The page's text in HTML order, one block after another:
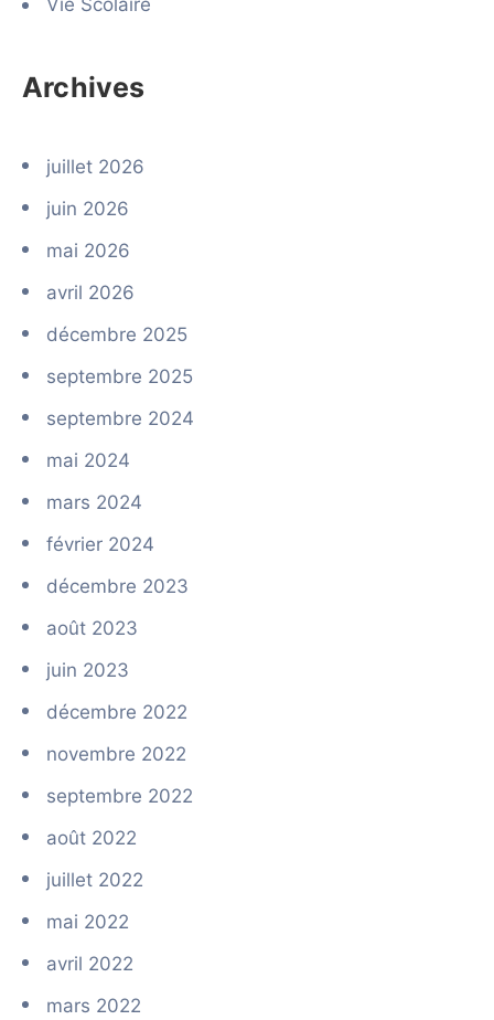
Vie Scolaire
Archives
juillet 2026
juin 2026
mai 2026
avril 2026
décembre 2025
septembre 2025
septembre 2024
mai 2024
mars 2024
février 2024
décembre 2023
août 2023
juin 2023
décembre 2022
novembre 2022
septembre 2022
août 2022
juillet 2022
mai 2022
avril 2022
mars 2022